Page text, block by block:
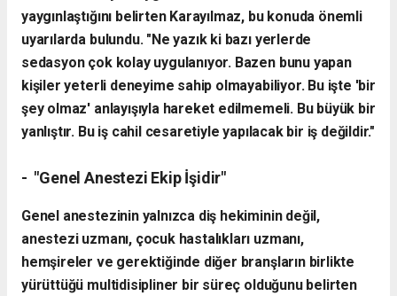
yaygınlaştığını belirten Karayılmaz, bu konuda önemli
uyarılarda bulundu. "Ne yazık ki bazı yerlerde
sedasyon çok kolay uygulanıyor. Bazen bunu yapan
kişiler yeterli deneyime sahip olmayabiliyor. Bu işte 'bir
şey olmaz' anlayışıyla hareket edilmemeli. Bu büyük bir
yanlıştır. Bu iş cahil cesaretiyle yapılacak bir iş değildir."
- "Genel Anestezi Ekip İşidir"
Genel anestezinin yalnızca diş hekiminin değil,
anestezi uzmanı, çocuk hastalıkları uzmanı,
hemşireler ve gerektiğinde diğer branşların birlikte
yürüttüğü multidisipliner bir süreç olduğunu belirten